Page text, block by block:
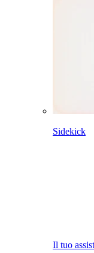
Sidekick
Il tuo